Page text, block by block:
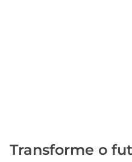
Transforme o